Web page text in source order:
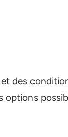
des
options